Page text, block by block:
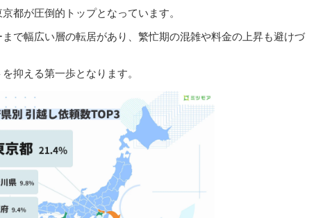
都が圧倒的トップとなっています。
で幅広い層の転居があり、繁忙期の混雑や料金の上昇も避けづ
抑える第一歩となります。